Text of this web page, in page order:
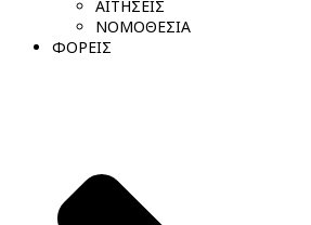
ΑΙΤΗΣΕΙΣ
ΝΟΜΟΘΕΣΙΑ
ΦΟΡΕΙΣ